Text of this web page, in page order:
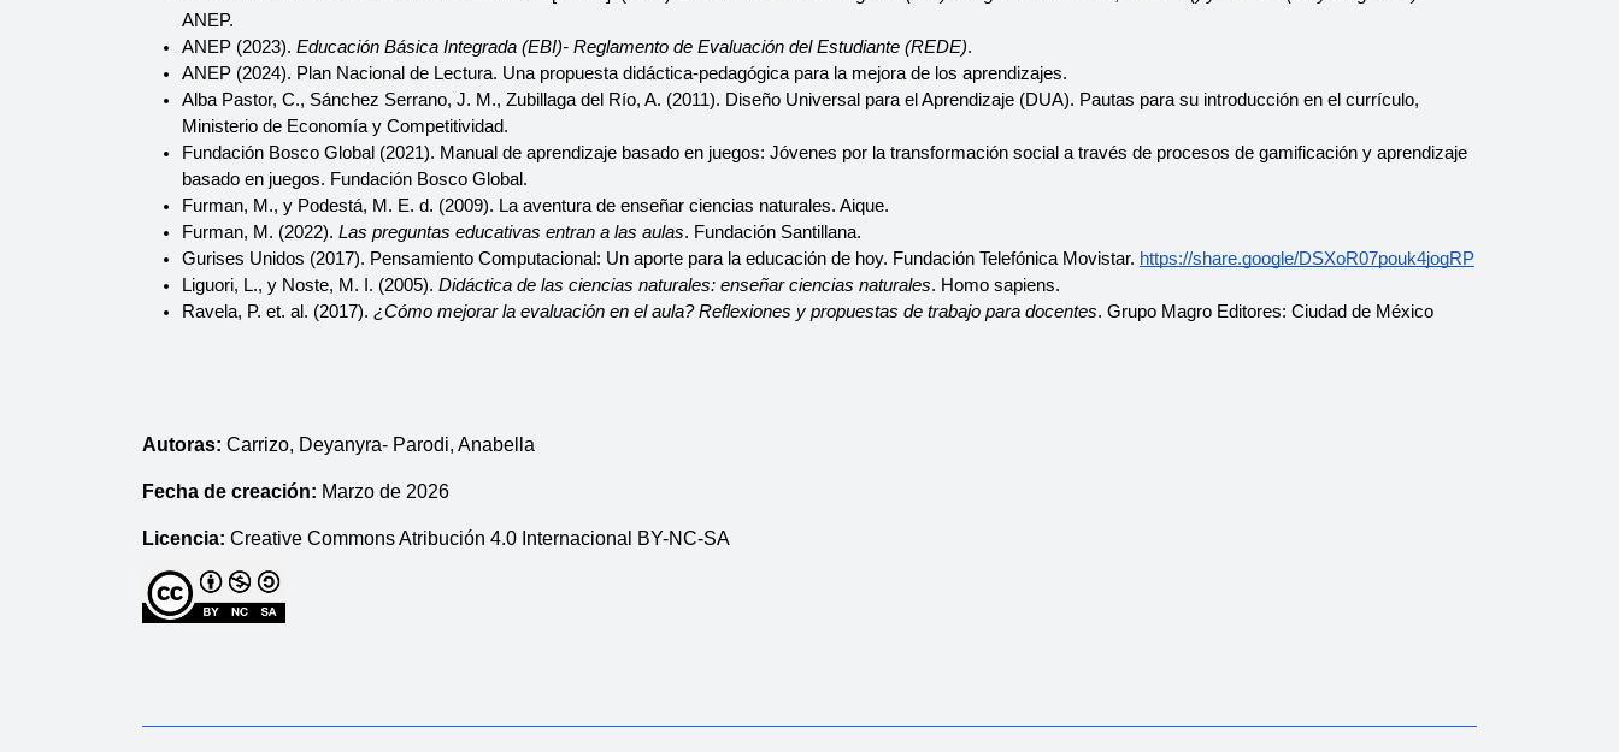
ANEP.
ANEP (2023). Educación Básica Integrada (EBI)- Reglamento de Evaluación del Estudiante (REDE).
ANEP (2024). Plan Nacional de Lectura. Una propuesta didáctica-pedagógica para la mejora de los aprendizajes.
Alba Pastor, C., Sánchez Serrano, J. M., Zubillaga del Río, A. (2011). Diseño Universal para el Aprendizaje (DUA). Pautas para su introducción en el currículo,
Ministerio de Economía y Competitividad.
Fundación Bosco Global (2021). Manual de aprendizaje basado en juegos: Jóvenes por la transformación social a través de procesos de gamificación y aprendizaje
basado en juegos. Fundación Bosco Global.
Furman, M., y Podestá, M. E. d. (2009). La aventura de enseñar ciencias naturales. Aique.
Furman, M. (2022). Las preguntas educativas entran a las aulas. Fundación Santillana.
Gurises Unidos (2017). Pensamiento Computacional: Un aporte para la educación de hoy. Fundación Telefónica Movistar. https://share.google/DSXoR07pouk4jogRP
Liguori, L., y Noste, M. I. (2005). Didáctica de las ciencias naturales: enseñar ciencias naturales. Homo sapiens.
Ravela, P. et. al. (2017). ¿Cómo mejorar la evaluación en el aula? Reflexiones y propuestas de trabajo para docentes. Grupo Magro Editores: Ciudad de México
Autoras: Carrizo, Deyanyra- Parodi, Anabella
Fecha de creación: Marzo de 2026
Licencia: Creative Commons Atribución 4.0 Internacional BY-NC-SA